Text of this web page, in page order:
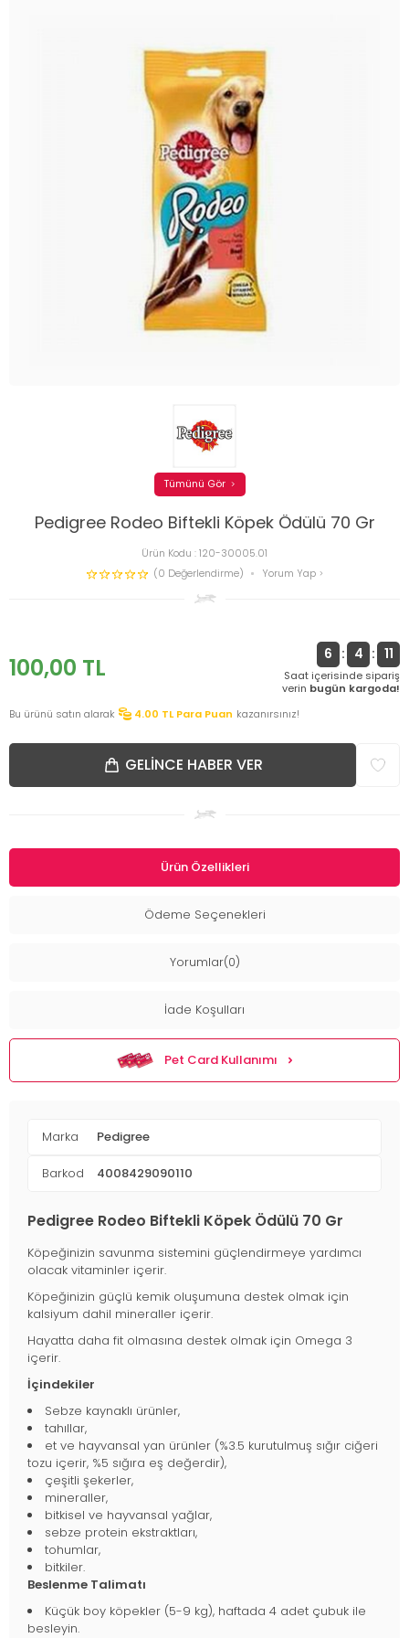
Pedigree Rodeo Biftekli Köpek Ödülü 70 Gr
Ürün Kodu :120-30005.01
(0 Değerlendirme)
Yorum Yap
Tümünü Gör
100,00 TL 6 : 4 : 11
Saat içerisinde sipariş
verin bugün kargoda!
Bu ürünü satın alarak
4.00 TL Para Puan kazanırsınız!
GELINCE HABER VER
Ürün Özellikleri
Ödeme Seçenekleri
Yorumlar(0)
İade Koşulları
Pet Card Kullanımı
Marka Pedigree
Barkod 4008429090110
Pedigree Rodeo Biftekli Köpek Ödülü 70 Gr
Köpeğinizin savunma sistemini güçlendirmeye yardımcı
olacak vitaminler içerir.
Köpeğinizin güçlü kemik oluşumuna destek olmak için
kalsiyum dahil mineraller içerir.
Hayatta daha fit olmasına destek olmak için Omega 3
içerir.
İçindekiler
Sebze kaynaklı ürünler,
tahıllar,
et ve hayvansal yan ürünler (%3.5 kurutulmuş sığır ciğeri
tozu içerir, %5 sığıra eş değerdir),
çeşitli şekerler,
mineraller,
bitkisel ve hayvansal yağlar,
sebze protein ekstraktları,
tohumlar,
bitkiler.
Beslenme Talimatı
Küçük boy köpekler (5-9 kg), haftada 4 adet çubuk ile
besleyin.